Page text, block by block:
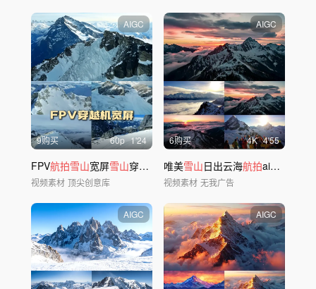
AIGC
9购买 60p 1'24
FPV航拍雪山宽屏雪山穿越机震撼大气年会
视频素材 顶尖创意库
AIGC
6购买 4K 4'55
唯美雪山日出云海航拍ai素材原创
视频素材 无我广告
AIGC AIGC